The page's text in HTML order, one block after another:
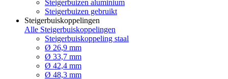
Steigerbuizen aluminium
Steigerbuizen gebruikt
Steigerbuiskoppelingen
Alle Steigerbuiskoppelingen
Steigerbuiskoppeling staal
Ø 26,9 mm
Ø 33,7 mm
Ø 42,4 mm
Ø 48,3 mm